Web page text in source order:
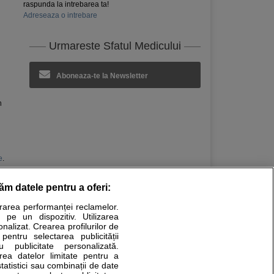
.
raspunda la intrebarea ta!
Adreseaza o intrebare
Urmareste Sfatul Medicului
Aboneaza-te la Newsletter
Ele nu pot substitui consultul medical direct si
fie medicul Dvs., fie unul dintre medicii pe care
datele pentru a oferi:
performanței reclamelor.
pe un dispozitiv. Utilizarea
Crearea profilurilor de
selectarea publicității
publicitate personalizată.
datelor limitate pentru a
sau combinații de date